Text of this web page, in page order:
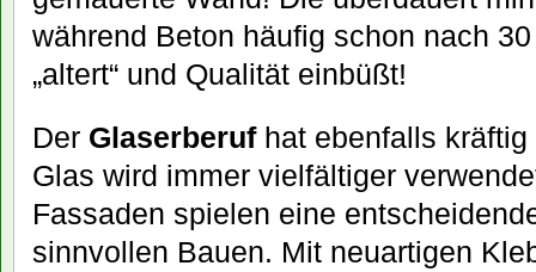
während Beton häufig schon nach
„altert“ und Qualität einbüßt!
Der Glaserberuf hat ebenfalls
Glas wird immer vielfältiger
Fassaden spielen eine
sinnvollen Bauen. Mit neuartigen